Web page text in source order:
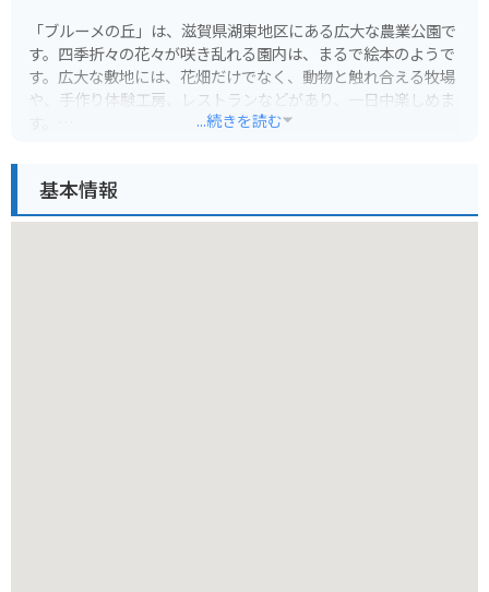
「ブルーメの丘」は、滋賀県湖東地区にある広大な農業公園で
す。四季折々の花々が咲き乱れる園内は、まるで絵本のようで
す。広大な敷地には、花畑だけでなく、動物と触れ合える牧場
や、手作り体験工房、レストランなどがあり、一日中楽しめま
秋にはコスモスやダリアなど、色とりどりの花々が丘一面に咲
き誇ります。また、園内にはSLやゴーカートなどの乗り物もあ
...続きを読む
基本情報